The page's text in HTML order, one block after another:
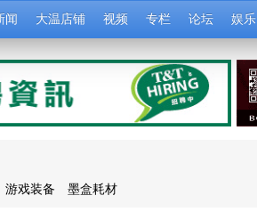
闻 大温店铺 视频 专栏 论坛 娱乐
游戏装备 墨盒耗材